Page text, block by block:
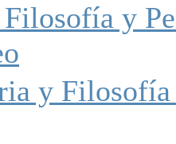
y
y Filosofía